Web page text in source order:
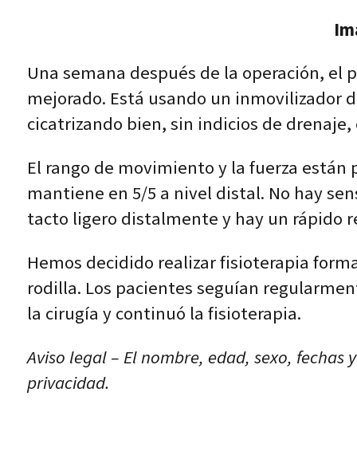
Una semana después de la operación,
mejorado. Está usando un inmovilizador
cicatrizando bien, sin indicios de
El rango de movimiento y la fuerza
mantiene en 5/5 a nivel distal. No hay
tacto ligero distalmente y hay un rápido
Hemos decidido realizar fisioterapia
rodilla. Los pacientes seguían
la cirugía y continuó la fisioterapia.
Aviso legal – El nombre, edad, sexo,
privacidad.